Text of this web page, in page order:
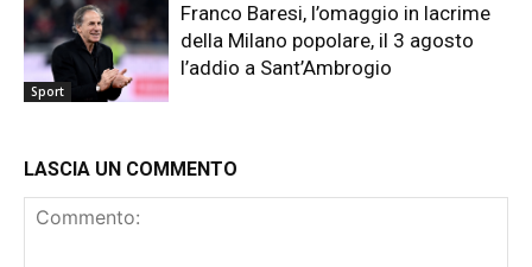
Sport
Franco Baresi, l’omaggio in lacrime
della Milano popolare, il 3 agosto
l’addio a Sant’Ambrogio
LASCIA UN COMMENTO